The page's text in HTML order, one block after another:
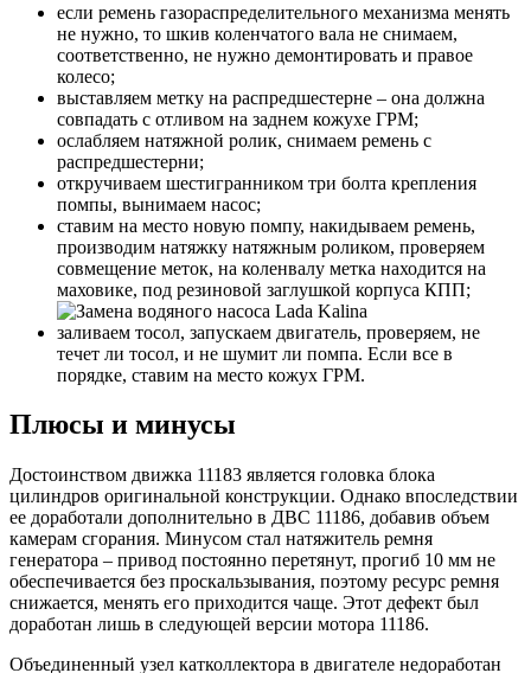
если ремень газораспределительного механизма менять
не нужно, то шкив коленчатого вала не снимаем,
соответственно, не нужно демонтировать и правое
колесо;
выставляем метку на распредшестерне – она должна
совпадать с отливом на заднем кожухе ГРМ;
ослабляем натяжной ролик, снимаем ремень с
распредшестерни;
откручиваем шестигранником три болта крепления
помпы, вынимаем насос;
ставим на место новую помпу, накидываем ремень,
производим натяжку натяжным роликом, проверяем
совмещение меток, на коленвалу метка находится на
маховике, под резиновой заглушкой корпуса КПП;
заливаем тосол, запускаем двигатель, проверяем, не
течет ли тосол, и не шумит ли помпа. Если все в
порядке, ставим на место кожух ГРМ.
Плюсы и минусы
Достоинством движка 11183 является головка блока
цилиндров оригинальной конструкции. Однако впоследствии
ее доработали дополнительно в ДВС 11186, добавив объем
камерам сгорания. Минусом стал натяжитель ремня
генератора – привод постоянно перетянут, прогиб 10 мм не
обеспечивается без проскальзывания, поэтому ресурс ремня
снижается, менять его приходится чаще. Этот дефект был
доработан лишь в следующей версии мотора 11186.
Объединенный узел катколлектора в двигателе недоработан